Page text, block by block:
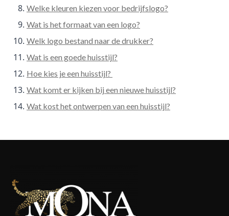
Welke kleuren kiezen voor bedrijfslogo?
Wat is het formaat van een logo?
Welk logo bestand naar de drukker?
Wat is een goede huisstijl?
Hoe kies je een huisstijl?
Wat komt er kijken bij een nieuwe huisstijl?
Wat kost het ontwerpen van een huisstijl?